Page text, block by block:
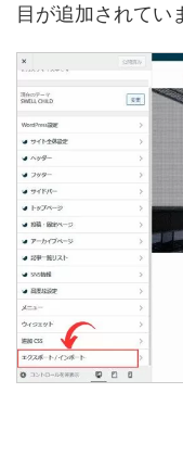
目が追加されてい